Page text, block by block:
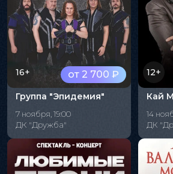
от 2 700 ₽
16+
Группа "Эпидемия"
7 ноября, 19:00
ДК "Дружба"
12+
Кай
14
ДК